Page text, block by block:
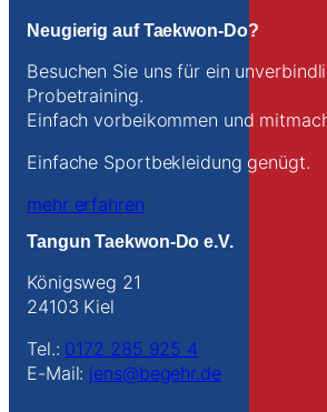
Neugierig auf Taekwon-Do?
Besuchen Sie uns für ein
Probetraining.
Einfach vorbeikommen und
Einfache Sportbekleidung genügt.
mehr erfahren
Tangun Taekwon-Do e.V.
Königsweg 21
24103 Kiel
Tel.: 0172 285 925 4
E-Mail: jens@begehr.de